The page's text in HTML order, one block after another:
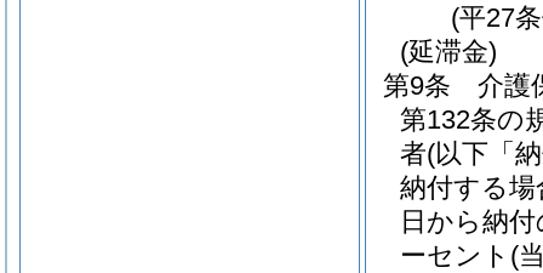
(平27
(延滞金)
第9条
介護
第132条の
者(以下「
納付する
日から納
ーセント (